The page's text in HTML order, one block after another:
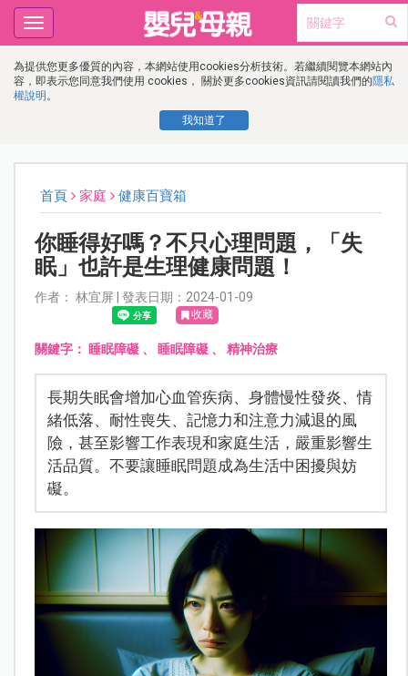
為提供您更多優質的內容，本網站使用cookies分析技術。若繼續閱覽本網站內
容，即表示您同意我們使用 cookies， 關於更多cookies資訊請閱讀我們的隱私
權說明 。
我知道了
Toggle
navigation
首頁 家庭 健康百寶箱
你睡得好嗎？不只心理問題，「失
眠」也許是生理健康問題！
作者： 林宜屏 | 發表日期：2024-01-09
收藏
關鍵字： 睡眠障礙、 睡眠障礙、 精神治療
長期失眠會增加心血管疾病、身體慢性發炎、情
緒低落、耐性喪失、記憶力和注意力減退的風
險，甚至影響工作表現和家庭生活，嚴重影響生
活品質。不要讓睡眠問題成為生活中困擾與妨
礙。